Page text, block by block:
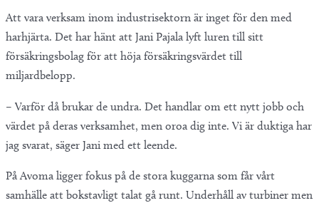
Att vara verksam inom industrisektorn är inget för den med
harhjärta. Det har hänt att Jani Pajala lyft luren till sitt
försäkringsbolag för att höja försäkringsvärdet till
miljardbelopp.
– Varför då brukar de undra. Det handlar om ett nytt jobb och
värdet på deras verksamhet, men oroa dig inte. Vi är duktiga har
jag svarat, säger Jani med ett leende.
På Avoma ligger fokus på de stora kuggarna som får vårt
samhälle att bokstavligt talat gå runt. Underhåll av turbiner men